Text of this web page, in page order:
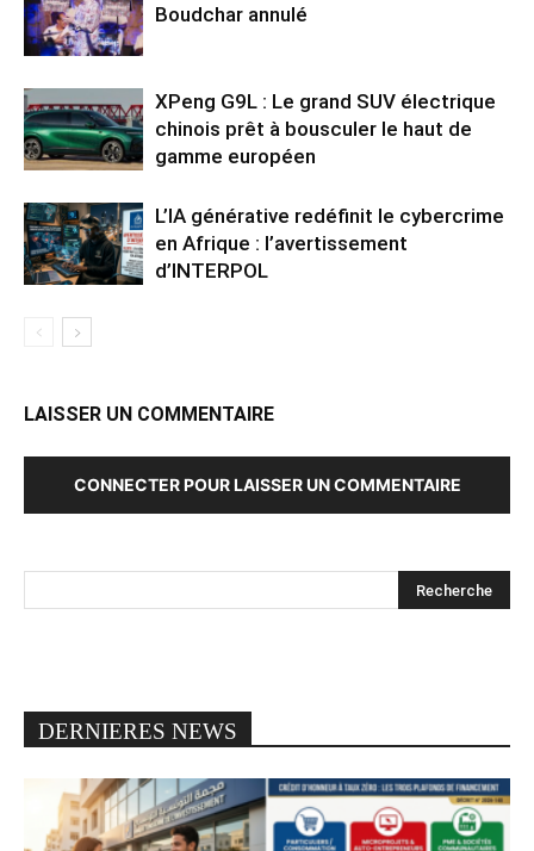
Boudchar annulé
XPeng G9L : Le grand SUV électrique
chinois prêt à bousculer le haut de
gamme européen
L’IA générative redéfinit le cybercrime
en Afrique : l’avertissement
d’INTERPOL
LAISSER UN COMMENTAIRE
CONNECTER POUR LAISSER UN COMMENTAIRE
DERNIERES NEWS